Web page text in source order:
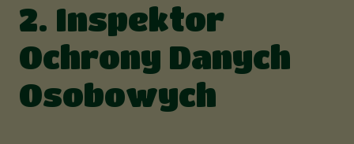
2. Inspektor
Ochrony Danych
Osobowych